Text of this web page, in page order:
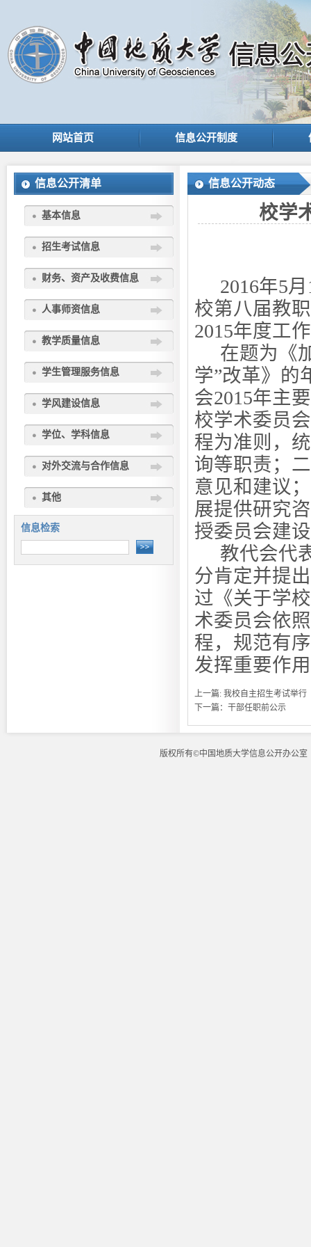
网站首页 信息公开制度
信息公开清单
基本信息
招生考试信息
财务、资产及收费信息
人事师资信息
教学质量信息
学生管理服务信息
学风建设信息
学位、学科信息
对外交流与合作信息
其他
信息检索
信息公开动态
校学
2016年5月
校第八届教
2015年度工
在题为《
学”改革》的
会2015年主
校学术委员会
程为准则，
询等职责；
意见和建议
展提供研究
授委员会建
教代会代
分肯定并提
过《关于学
术委员会依
程，规范有
发挥重要作
上一篇: 我校自主招生考试举行
下一篇： 干部任职前公示
版权所有©中国地质大学信息公开办公